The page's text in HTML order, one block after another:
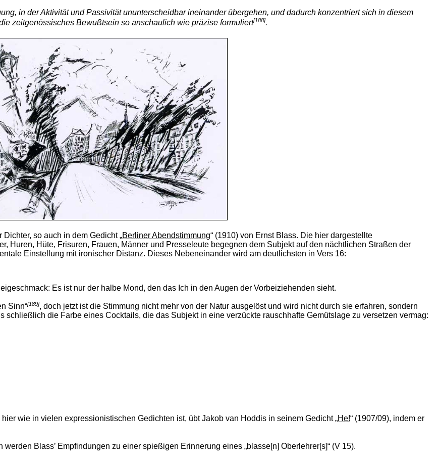
in der Aktivität und Passivität ununterscheidbar ineinander übergehen, und dadurch konzentriert sich in diesem
zeitgenössisches Bewußtsein so anschaulich wie präzise formuliert[188].
so auch in dem Gedicht „Berliner Abendstimmung“ (1910) von Ernst Blass. Die hier dargestellte
Huren, Hüte, Frisuren, Frauen, Männer und Presseleute begegnen dem Subjekt auf den nächtlichen Straßen der
Einstellung mit ironischer Distanz. Dieses Nebeneinander wird am deutlichsten in Vers 16:
Es ist nur der halbe Mond, den das Ich in den Augen der Vorbeiziehenden sieht.
Sinn“[189], doch jetzt ist die Stimmung nicht mehr von der Natur ausgelöst und wird nicht durch sie erfahren, sondern
schließlich die Farbe eines Cocktails, die das Subjekt in eine verzückte rauschhafte Gemütslage zu versetzen vermag:
wie in vielen expressionistischen Gedichten ist, übt Jakob van Hoddis in seinem Gedicht „He!“ (1907/09), indem er
Blass’ Empfindungen zu einer spießigen Erinnerung eines „blasse[n] Oberlehrer[s]“ (V 15).